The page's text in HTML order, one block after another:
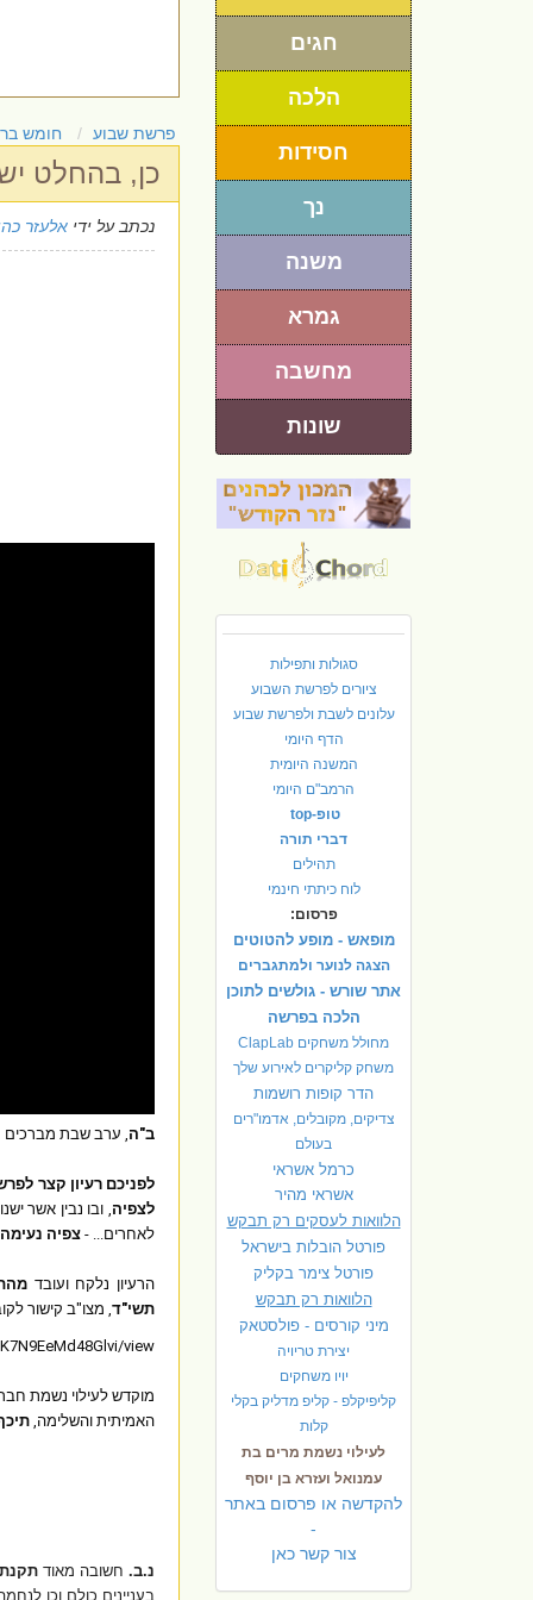
חגים
הלכה
חסידות
נך
משנה
גמרא
מחשבה
שונות
סגולות ותפילות
ציורים לפרשת השבוע
עלונים לשבת ולפרשת שבוע
הדף היומי
המשנה היומית
הרמב"ם היומי
טופ-top
דברי תורה
תהילים
לוח כיתתי חינמי
פרסום:
מופאש - מופע להטוטים
הצגה לנוער ולמתגברים
אתר שורש - גולשים לתוכן
הלכה בפרשה
מחולל משחקים ClapLab
משחק קליקרים לאירוע שלך
הדר קופות רושמות
צדיקים, מקובלים, אדמו"רים
בעולם
כרמל אשראי
אשראי מהיר
הלוואות לעסקים רק תבקש
פורטל הובלות בישראל
פורטל צימר בקליק
הלוואות רק תבקש
מיני קורסים - פולסטאק
יצירת טריויה
יויו משחקים
קליפיקלפ - קליפ מדליק בקלי
קלות
לעילוי נשמת מרים בת
עמנואל ועזרא בן יוסף
להקדשה או פרסום באתר
-
צור קשר כאן
פרשת שבוע חומש
כן, בהחלט
נכתב על ידי אלעזר
ב"ה , ערב שבת מברכים
לפניכם רעיון קצר
לצפיה
לאחרים... - צפיה
הרעיון נלקח ועובד
תשי"ד , מצו"ב קישור
view.
מוקדש לעילוי נשמת
האמיתית והשלימה,
נ.ב. חשובה מאוד
בעניינים כולם וכן